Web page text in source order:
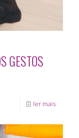
GESTOS
ler mais